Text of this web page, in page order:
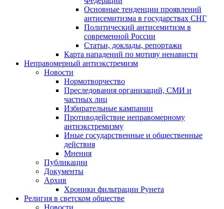
Основные тенденции проявлений
антисемитизма в государствах СНГ
Политический антисемитизм в
современной России
Статьи, доклады, репортажи
Карта нападений по мотиву ненависти
Неправомерный антиэкстремизм
Новости
Нормотворчество
Преследования организаций, СМИ и
частных лиц
Избирательные кампании
Противодействие неправомерному
антиэкстремизму
Иные государственные и общественные
действия
Мнения
Публикации
Документы
Архив
Хроники фильтрации Рунета
Религия в светском обществе
Новости